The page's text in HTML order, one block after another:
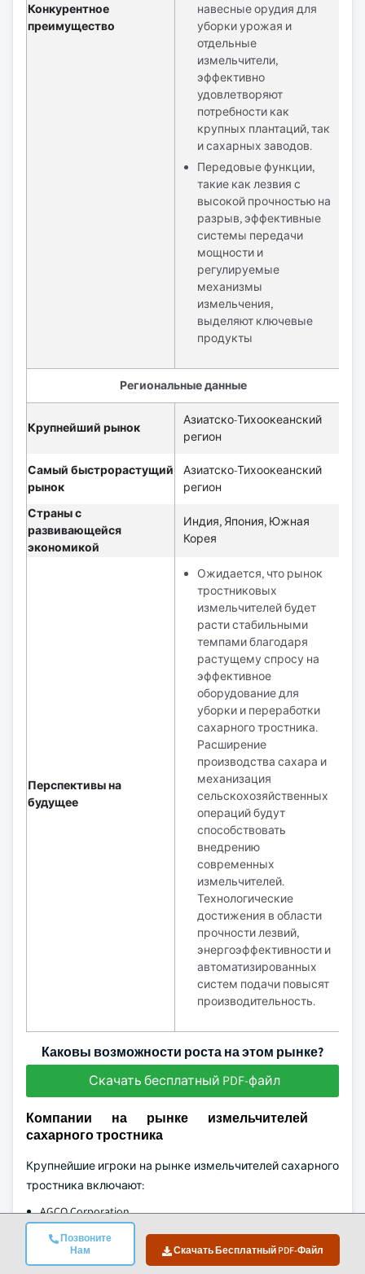
Позвоните
Нам
Скачать Бесплатный PDF-Файл
Конкурентное
преимущество
навесные орудия для
уборки урожая и
отдельные
измельчители,
эффективно
удовлетворяют
потребности как
крупных плантаций, так
и сахарных заводов.
Передовые функции,
такие как лезвия с
высокой прочностью на
разрыв, эффективные
системы передачи
мощности и
регулируемые
механизмы
измельчения,
выделяют ключевые
продукты
Региональные данные
Крупнейший рынок
Азиатско-Тихоокеанский
регион
Самый быстрорастущий
рынок
Азиатско-Тихоокеанский
регион
Страны с
развивающейся
экономикой
Индия, Япония, Южная
Корея
Перспективы на
будущее
Ожидается, что рынок
тростниковых
измельчителей будет
расти стабильными
темпами благодаря
растущему спросу на
эффективное
оборудование для
уборки и переработки
сахарного тростника.
Расширение
производства сахара и
механизация
сельскохозяйственных
операций будут
способствовать
внедрению
современных
измельчителей.
Технологические
достижения в области
прочности лезвий,
энергоэффективности и
автоматизированных
систем подачи повысят
производительность.
Каковы возможности роста на этом рынке?
Скачать бесплатный PDF-файл
Компании на рынке измельчителей
сахарного тростника
Крупнейшие игроки на рынке измельчителей сахарного
тростника включают:
AGCO Corporation
BMA Group
CNH Industrial